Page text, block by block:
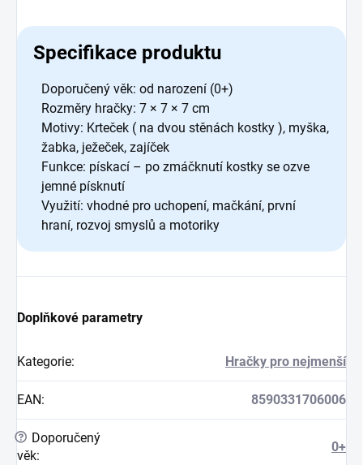
Specifikace produktu
Doporučený věk: od narození (0+)
Rozměry hračky: 7 × 7 × 7 cm
Motivy: Krteček ( na dvou stěnách kostky ), myška,
žabka, ježeček, zajíček
Funkce: pískací – po zmáčknutí kostky se ozve
jemné písknutí
Využití: vhodné pro uchopení, mačkání, první
hraní, rozvoj smyslů a motoriky
Doplňkové parametry
Kategorie: Hračky pro nejmenší
EAN: 8590331706006
?
Doporučený
věk:
0+